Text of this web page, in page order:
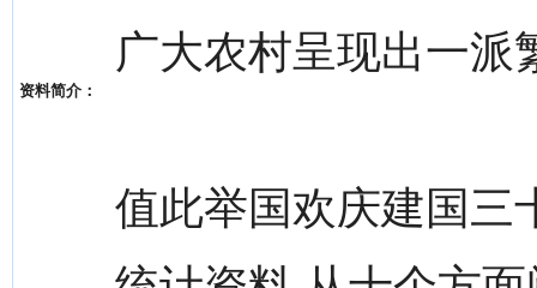
资料简介：
广大农村呈现出一派
值此举国欢庆建国三